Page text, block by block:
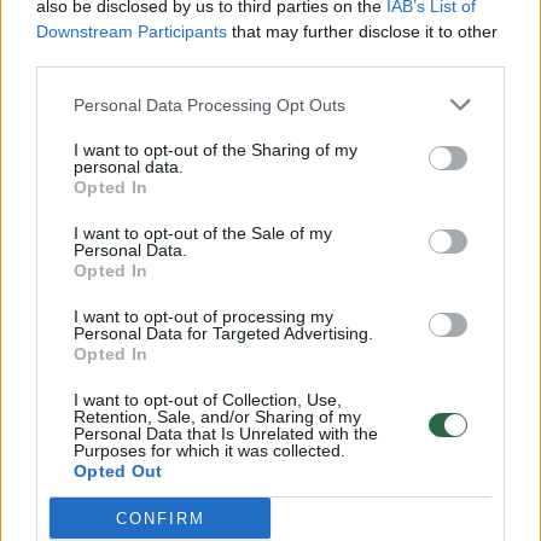
also be disclosed by us to third parties on the IAB’s List of
Downstream Participants that may further disclose it to other
Personal Data Processing Opt Outs
I want to opt-out of the Sharing of my
personal data.
Opted In
I want to opt-out of the Sale of my
Personal Data.
Opted In
I want to opt-out of processing my
Personal Data for Targeted Advertising.
Opted In
I want to opt-out of Collection, Use,
Retention, Sale, and/or Sharing of my
Personal Data that Is Unrelated with the
Purposes for which it was collected.
Opted Out
CONFIRM
Žinios | Lietuvos diena
Savaitės vidurys nusimato karštas: temperatūra kils iki
Žinios | Orai
00:15:54
V. Zalužno pasisakymą laiko bandymu įsitvirtinti
Ukrainos politikoje: jis yra neteisus
Laidos | Nauja diena
Nufilmavo, kaip patvino Vilniaus Vakarinis aplinkkelis:
vaizdas pribloškia
Žinios | Lietuvos diena